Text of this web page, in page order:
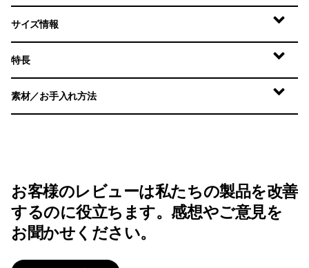
サイズ情報
特長
素材／お手入れ方法
お客様のレビューは私たちの製品を改善
するのに役立ちます。感想やご意見を
お聞かせください。